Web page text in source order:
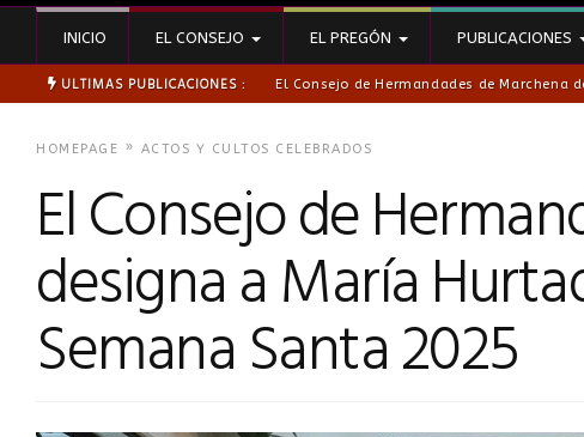
INICIO EL CONSEJO EL PREGÓN PUBLICACIONES
ULTIMAS PUBLICACIONES : El Consejo de Hermandades de Marchena
HOMEPAGE » ACTOS Y CULTOS CELEBRADOS
El Consejo de
designa a María
Semana Santa 2025